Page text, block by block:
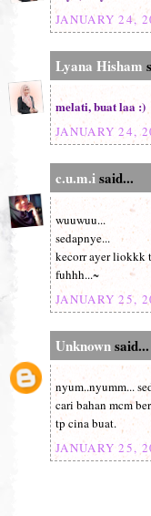
JANUARY 24,
Lyana Hisham
melati, buat laa :)
JANUARY 24,
c.u.m.isaid...
wuuwuu...
sedapnye...
kecorr ayer liokkk
fuhhh...~
JANUARY 25,
Unknownsaid...
nyum..nyumm...
cari bahan mcm
tp cina buat.
JANUARY 25,